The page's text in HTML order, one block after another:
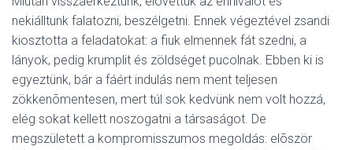
nekiálltunk falatozni, beszélgetni. Ennek végeztével zsandi
kiosztotta a feladatokat: a fiuk elmennek fát szedni, a
lányok, pedig krumplit és zöldséget pucolnak. Ebben ki is
egyeztünk, bár a fáért indulás nem ment teljesen
zökkenõmentesen, mert túl sok kedvünk nem volt hozzá,
elég sokat kellett noszogatni a társaságot. De
megszületett a kompromisszumos megoldás: elõször